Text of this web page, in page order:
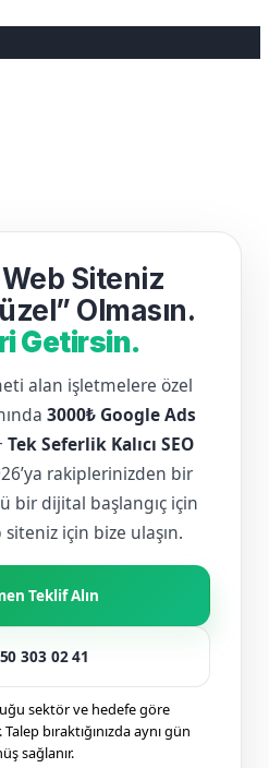
Web Siteniz
Olmasın.
Getirsin.
alan işletmelere özel
3000₺ Google Ads
Tek Seferlik Kalıcı SEO
rakiplerinizden bir
bir dijital başlangıç için
için bize ulaşın.
Teklif Alın
303 02 41
sektör ve hedefe göre
bıraktığınızda aynı gün
sağlanır.